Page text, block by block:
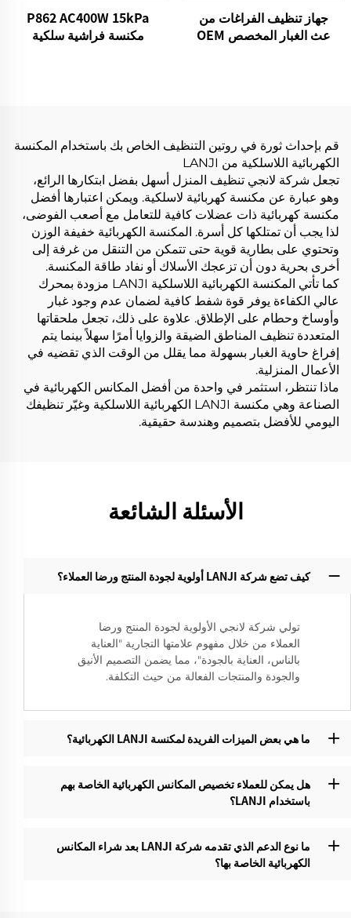
جهاز تنظيف الفراغات من
عث الغبار المخصص OEM
P862 AC400W 15kPa
مكنسة فراشية سلكية
قم بإحداث ثورة في روتين التنظيف الخاص بك باستخدام المكنسة
الكهربائية اللاسلكية من LANJI
تجعل شركة لانجي تنظيف المنزل أسهل بفضل ابتكارها الرائع،
وهو عبارة عن مكنسة كهربائية لاسلكية. ويمكن اعتبارها أفضل
مكنسة كهربائية ذات عضلات كافية للتعامل مع أصعب الفوضى،
لذا يجب أن تمتلكها كل أسرة. المكنسة الكهربائية خفيفة الوزن
وتحتوي على بطارية قوية حتى تتمكن من التنقل من غرفة إلى
أخرى بحرية دون أن تزعجك الأسلاك أو نفاد طاقة المكنسة.
كما تأتي المكنسة الكهربائية اللاسلكية LANJI مزودة بمحرك
عالي الكفاءة يوفر قوة شفط كافية لضمان عدم وجود غبار
وأوساخ وحطام على الإطلاق. علاوة على ذلك، تجعل ملحقاتها
المتعددة تنظيف المناطق الضيقة والزوايا أمرًا سهلاً بينما يتم
إفراغ حاوية الغبار بسهولة مما يقلل من الوقت الذي تقضيه في
الأعمال المنزلية.
ماذا تنتظر، استثمر في واحدة من أفضل المكانس الكهربائية في
الصناعة وهي مكنسة LANJI الكهربائية اللاسلكية وغيّر تنظيفك
اليومي للأفضل بتصميم وهندسة حقيقية.
الأسئلة الشائعة
كيف تضع شركة LANJI أولوية لجودة المنتج ورضا العملاء؟
تولي شركة لانجي الأولوية لجودة المنتج ورضا
العملاء من خلال مفهوم علامتها التجارية "العناية
بالناس، العناية بالجودة"، مما يضمن التصميم الأنيق
والجودة والمنتجات الفعالة من حيث التكلفة.
ما هي بعض الميزات الفريدة لمكنسة LANJI الكهربائية؟‌
هل يمكن للعملاء تخصيص المكانس الكهربائية الخاصة بهم
باستخدام LANJI؟‌
ما نوع الدعم الذي تقدمه شركة LANJI بعد شراء المكانس
الكهربائية الخاصة بها؟